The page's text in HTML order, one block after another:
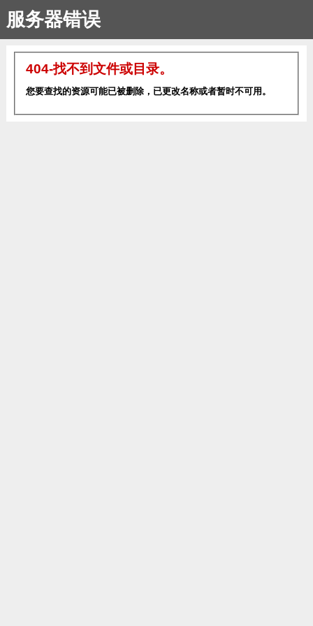
服务器错误
404-找不到文件或目录。
您要查找的资源可能已被删除，已更改名称或者暂时不可用。